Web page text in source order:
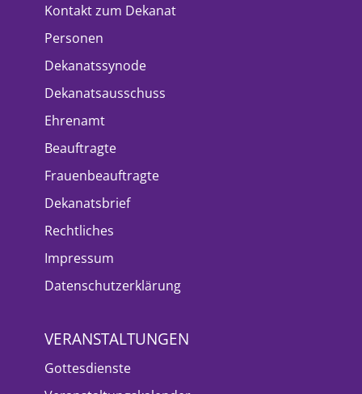
Kontakt zum Dekanat
Personen
Dekanatssynode
Dekanatsausschuss
Ehrenamt
Beauftragte
Frauenbeauftragte
Dekanatsbrief
Rechtliches
Impressum
Datenschutzerklärung
VERANSTALTUNGEN
Gottesdienste